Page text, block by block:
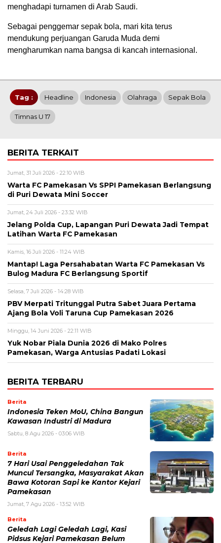
menghadapi turnamen di Arab Saudi.
Sebagai penggemar sepak bola, mari kita terus
mendukung perjuangan Garuda Muda demi
mengharumkan nama bangsa di kancah internasional.
Tag : Headline Indonesia Olahraga Sepak Bola
Timnas U 17
BERITA TERKAIT
Jumat, 31 Juli 2026 - 22:10 WIB
Warta FC Pamekasan Vs SPPI Pamekasan Berlangsung
di Puri Dewata Mini Soccer
Jumat, 24 Juli 2026 - 23:32 WIB
Jelang Polda Cup, Lapangan Puri Dewata Jadi Tempat
Latihan Warta FC Pamekasan
Kamis, 16 Juli 2026 - 11:24 WIB
Mantap! Laga Persahabatan Warta FC Pamekasan Vs
Bulog Madura FC Berlangsung Sportif
Selasa, 7 Juli 2026 - 14:28 WIB
PBV Merpati Tritunggal Putra Sabet Juara Pertama
Ajang Bola Voli Taruna Cup Pamekasan 2026
Minggu, 14 Juni 2026 - 22:11 WIB
Yuk Nobar Piala Dunia 2026 di Mako Polres
Pamekasan, Warga Antusias Padati Lokasi
BERITA TERBARU
Berita
Indonesia Teken MoU, China Bangun
Kawasan Industri di Madura
Sabtu, 8 Agu 2026 - 03:06 WIB
Berita
7 Hari Usai Penggeledahan Tak
Muncul Tersangka, Masyarakat Akan
Bawa Kotoran Sapi ke Kantor Kejari
Pamekasan
Jumat, 7 Agu 2026 - 13:52 WIB
Berita
Geledah Lagi Geledah Lagi, Kasi
Pidsus Kejari Pamekasan Belum